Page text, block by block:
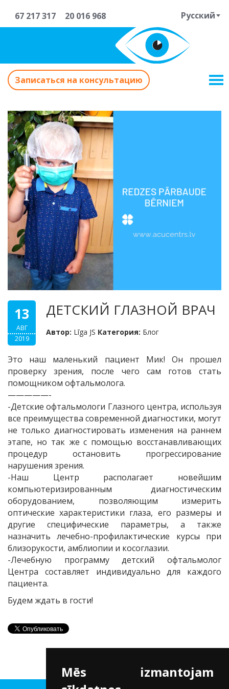
Mēs izmantojam
67 217 317 20 016 968 Русский
Записаться на консультацию
13
АВГ
2019
ДЕТСКИЙ ГЛАЗНОЙ ВРАЧ
Автор: Līga JS Категория: Блог
Это наш маленький пациент Мик! Он прошел
проверку зрения, после чего сам готов стать
помощником офтальмолога.
—————-
-Детские офтальмологи Глазного центра, используя
все преимущества современной диагностики, могут
не только диагностировать изменения на раннем
этапе, но так же с помощью восстанавливающих
процедур остановить прогрессирование
нарушения зрения.
-Наш Центр располагает новейшим
компьютеризированным диагностическим
оборудованием, позволяющим измерить
оптические характеристики глаза, его размеры и
другие специфические параметры, а также
назначить лечебно-профилактические курсы при
близорукости, амблиопии и косоглазии.
-Лечебную программу детский офтальмолог
Центра составляет индивидуально для каждого
пациента.
Будем ждать в гости!